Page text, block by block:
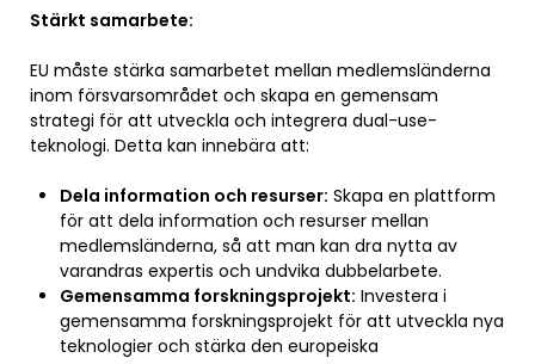
Stärkt samarbete:
EU måste stärka samarbetet mellan medlemsländerna
inom försvarsområdet och skapa en gemensam
strategi för att utveckla och integrera dual-use-
teknologi. Detta kan innebära att:
Dela information och resurser: Skapa en plattform
för att dela information och resurser mellan
medlemsländerna, så att man kan dra nytta av
varandras expertis och undvika dubbelarbete.
Gemensamma forskningsprojekt: Investera i
gemensamma forskningsprojekt för att utveckla nya
teknologier och stärka den europeiska